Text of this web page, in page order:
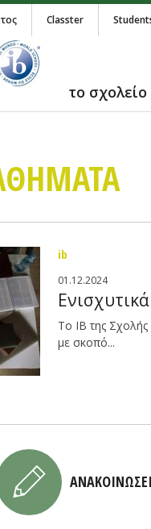
Classter
το σχολείο
ib
01.12.2024
​Το ΙΒ της Σχολής
με σκοπό...